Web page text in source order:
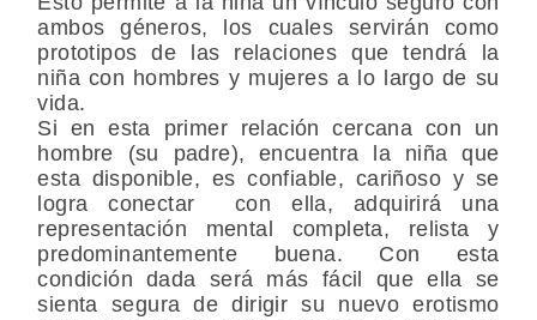
ambos géneros, los cuales servirán como
prototipos de las relaciones que tendrá la
niña con hombres y mujeres a lo largo de su
vida.
Si en esta primer relación cercana con un
hombre (su padre), encuentra la niña que
esta disponible, es confiable, cariñoso y se
logra conectar con ella, adquirirá una
representación mental completa, relista y
predominantemente buena. Con esta
condición dada será más fácil que ella se
sienta segura de dirigir su nuevo erotismo